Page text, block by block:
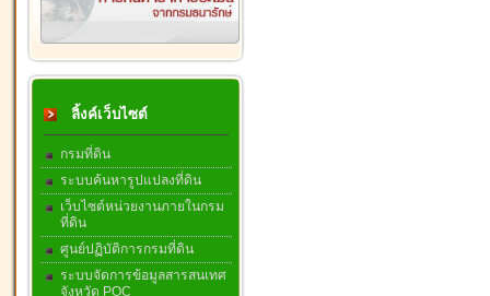
ลิ้งค์เว็บไซต์
กรมที่ดิน
ระบบค้นหารูปแปลงที่ดิน
เว็บไซต์หน่วยงานภายในกรม
ที่ดิน
ศูนย์ปฏิบัติการกรมที่ดิน
ระบบจัดการข้อมูลสารสนเทศ
จังหวัด POC